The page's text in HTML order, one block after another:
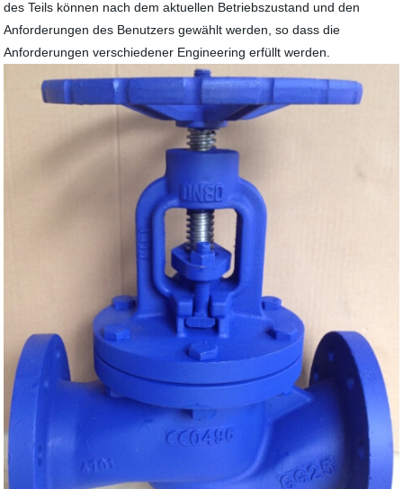
des Teils können nach dem aktuellen Betriebszustand und den
Anforderungen des Benutzers gewählt werden, so dass die
Anforderungen verschiedener Engineering erfüllt werden.